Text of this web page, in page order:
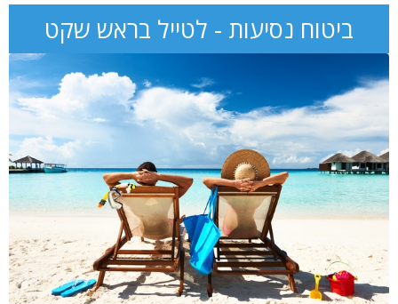
ביטוח נסיעות - לטייל בראש שקט